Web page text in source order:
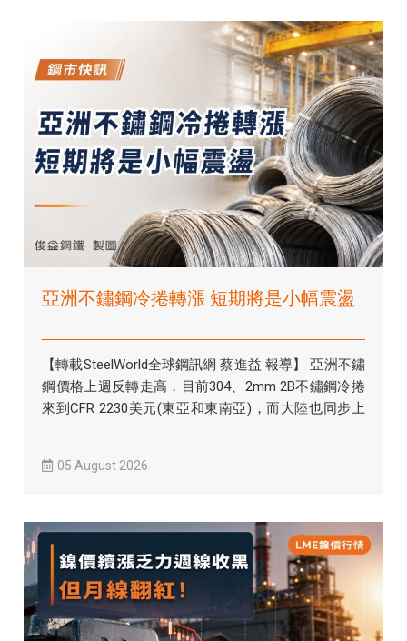
亞洲不鏽鋼冷捲轉漲 短期將是小幅震盪
【轉載SteelWorld全球鋼訊網 蔡進益 報導】 亞洲不鏽
鋼價格上週反轉走高，目前304、2mm 2B不鏽鋼冷捲
來到CFR 2230美元(東亞和東南亞)，而大陸也同步上
05 August 2026